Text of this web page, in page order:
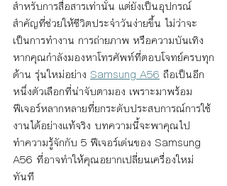
สำหรับการสื่อสารเท่านั้น แต่ยังเป็นอุปกรณ์
สำคัญที่ช่วยให้ชีวิตประจำวันง่ายขึ้น ไม่ว่าจะ
เป็นการทำงาน การถ่ายภาพ หรือความบันเทิง
หากคุณกำลังมองหาโทรศัพท์ที่ตอบโจทย์ครบทุก
ด้าน รุ่นใหม่อย่าง Samsung A56 ถือเป็นอีก
หนึ่งตัวเลือกที่น่าจับตามอง เพราะมาพร้อม
ฟีเจอร์หลากหลายที่ยกระดับประสบการณ์การใช้
งานได้อย่างแท้จริง บทความนี้จะพาคุณไป
ทำความรู้จักกับ 5 ฟีเจอร์เด่นของ Samsung
A56 ที่อาจทำให้คุณอยากเปลี่ยนเครื่องใหม่
ทันที